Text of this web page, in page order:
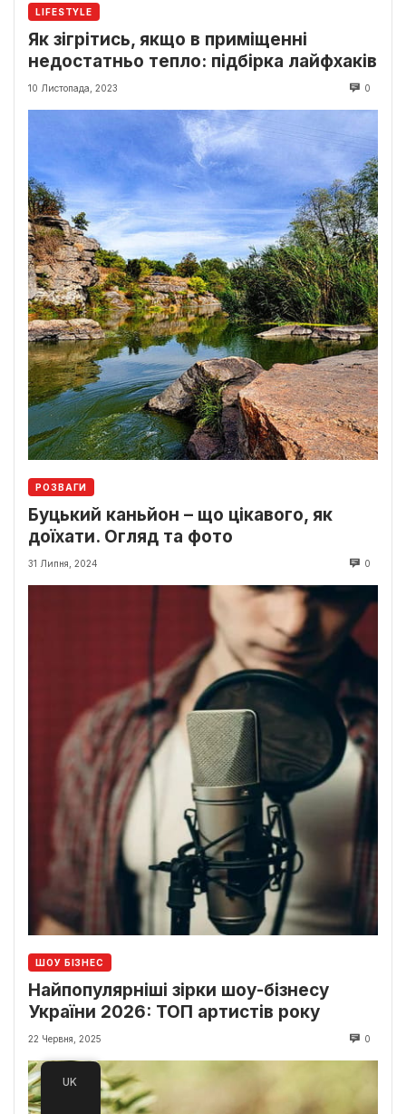
LIFESTYLE
Як зігрітись, якщо в приміщенні
недостатньо тепло: підбірка лайфхаків
10 Листопада, 2023 0
РОЗВАГИ
Буцький каньйон – що цікавого, як
доїхати. Огляд та фото
31 Липня, 2024 0
ШОУ БІЗНЕС
Найпопулярніші зірки шоу-бізнесу
України 2026: ТОП артистів року
22 Червня, 2025 0
UK